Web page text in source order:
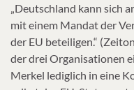
„Deutschland kann sich
mit einem Mandat der
der EU beteiligen.“
der drei Organisationen
Merkel lediglich in eine